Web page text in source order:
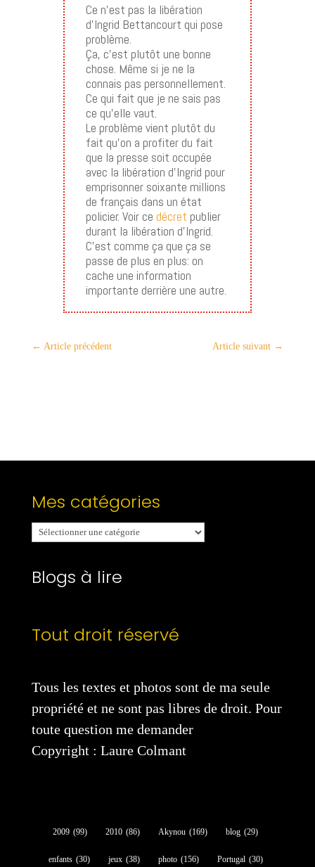
Ce n’est pas la libération
d’Ingrid Bettancourt qui pose
problème.
Ça, c’est plutôt une bonne
chose. Même si je ne la
connais pas personnellement.
Ce qui fait que je ne sais pas
ce qu’elle vaut.
Le problème vient plutôt du
fait qu’on a profiter du fait
que la presse soit occupée
avec la libération d’Ingrid pour
emprisonner soixante millions
de français dans un état
policier. Voir ce décret publier
durant la libération d’Ingrid.
C’est comme ça que ça se
passe de plus en plus: on
cache une information
importante derrière une autre.
← Article précédent Article suivant →
Mes catégories
Mes
catégories
Blogs à lire
Tout droit réservé
Tous les textes et photos sont de ma seule
propriété et ne sont pas libres de droit. Pour
toute question me demander
Copyright : Laure Colmant
2009 (99) 2010 (86) Akynou (169) blog (29)
enfants (30) jeux (38) photo (156) Portugal (30)